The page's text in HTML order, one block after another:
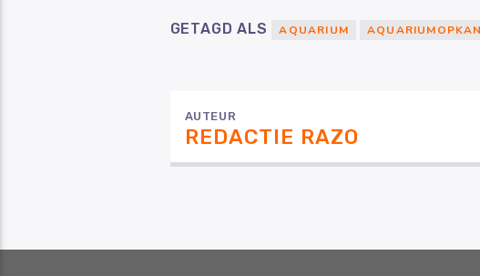
GETAGD ALS AQUARIUM
AUTEUR
REDACTIE RAZO